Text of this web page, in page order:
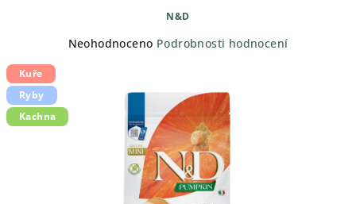
N&D
Průměrné
0,0
z
Neohodnoceno Podrobnosti hodnocení
Kuře
Ryby
Kachna